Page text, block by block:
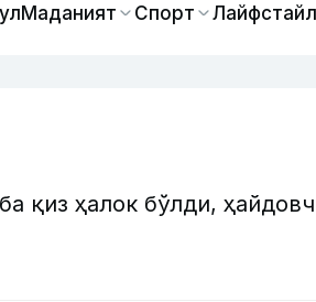
Маданият Спорт Лайфстайл
қиз ҳалок бўлди,